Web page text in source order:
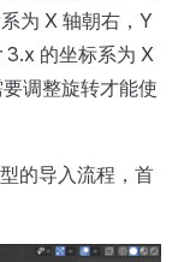
为 X 轴朝右，Y
3.x 的坐标系为 X
调整旋转才能使
的导入流程，首